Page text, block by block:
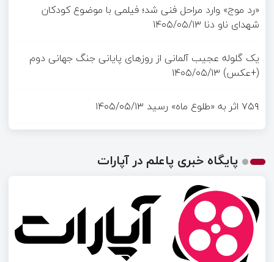
«رد موج» وارد مراحل فنی شد؛ فیلمی با موضوع کودکان
شهدای ناو دنا ۱۴۰۵/۰۵/۱۳
یک گلوله عجیب آلمانی از روزهای پایانی جنگ جهانی دوم
(+عکس) ۱۴۰۵/۰۵/۱۳
۷۵۹ اثر به «طلوع ماه» رسید
۱۴۰۵/۰۵/۱۳
پایگاه خبری پاعلم در آپارات